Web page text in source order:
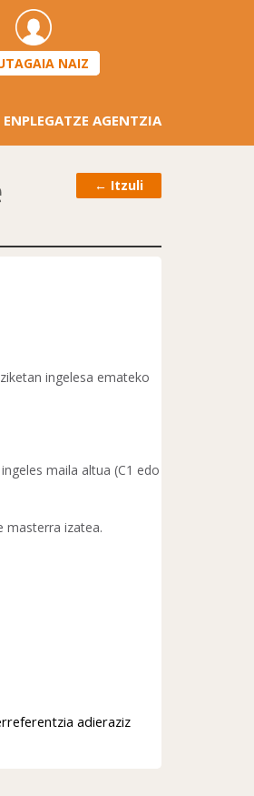
NAIZ
ENPLEGATZE AGENTZIA
← Itzuli
ingelesa emateko
maila altua (C1 edo
masterra izatea.
adieraziz